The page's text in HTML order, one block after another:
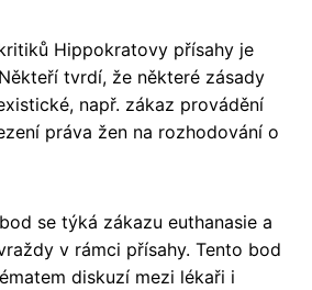
Hippokratovy přísahy je
tvrdí, že některé zásady
např. zákaz provádění
práva žen na rozhodování o
se týká zákazu euthanasie a
v rámci přísahy. Tento bod
diskuzí mezi lékaři i